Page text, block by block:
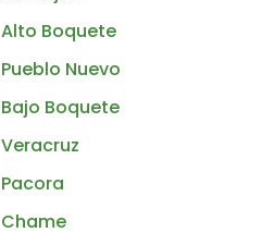
Alto Boquete
Pueblo Nuevo
Bajo Boquete
Veracruz
Pacora
Chame